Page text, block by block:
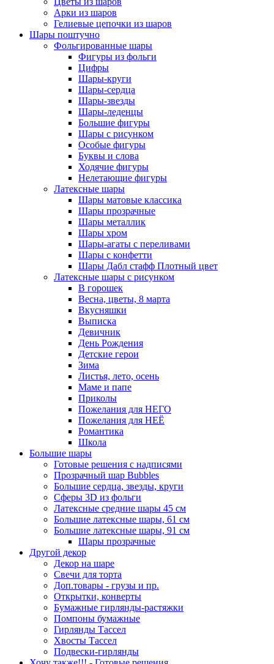
Арки из шаров
Гелиевые цепочки из шаров
Шары поштучно
Фольгированные шары
Фигуры из фольги
Цифры
Шары-круги
Шары-сердца
Шары-звезды
Шары-леденцы
Большие фигуры
Шары с рисунком
Особые фигуры
Буквы и слова
Ходячие фигуры
Нелетающие фигуры
Латексные шары
Шары матовые классика
Шары прозрачные
Шары металлик
Шары хром
Шары-агаты с переливами
Шары с конфетти
Шары Дабл стафф Плотный цвет
Латексные шары с рисунком
В горошек
Весна, цветы, 8 марта
Вкусняшки
Выписка
Девичник
День Рождения
Детские герои
Зима
Листья, лето, осень
Маме и папе
Приколы
Пожелания для НЕГО
Пожелания для НЕЁ
Романтика
Школа
Большие шары
Готовые решения с надписями
Прозрачный шар Bubbles
Большие сердца, звезды, круги
Сферы 3D из фольги
Латексные средние шары 45 см
Большие латексные шары, 61 см
Большие латексные шары, 91 см
Шары прозрачные
Другой декор
Декор на шаре
Свечи для торта
Доп.товары - грузы и пр.
Открытки, конверты
Бумажные гирлянды-растяжки
Помпоны бумажные
Гирлянды Тассел
Хвосты Тассел
Подвески-гирлянды